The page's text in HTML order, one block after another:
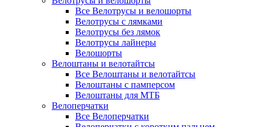
Все Велотрусы и велошорты
Велотрусы с лямками
Велотрусы без лямок
Велотрусы лайнеры
Велошорты
Велоштаны и велотайтсы
Все Велоштаны и велотайтсы
Велоштаны с памперсом
Велоштаны для МТБ
Велоперчатки
Все Велоперчатки